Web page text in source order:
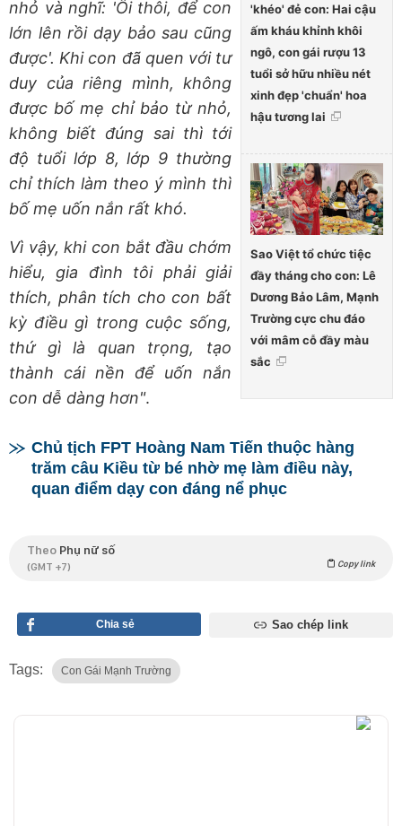
'khéo' đẻ con: Hai cậu
ấm kháu khỉnh khôi
ngô, con gái rượu 13
tuổi sở hữu nhiều nét
xinh đẹp 'chuẩn' hoa
hậu tương lai
Sao Việt tổ chức tiệc
đầy tháng cho con: Lê
Dương Bảo Lâm, Mạnh
Trường cực chu đáo
với mâm cỗ đầy màu
sắc
nhỏ và nghĩ: 'Ôi thôi, để con
lớn lên rồi dạy bảo sau cũng
được'. Khi con đã quen với tư
duy của riêng mình, không
được bố mẹ chỉ bảo từ nhỏ,
không biết đúng sai thì tới
độ tuổi lớp 8, lớp 9 thường
chỉ thích làm theo ý mình thì
bố mẹ uốn nắn rất khó.
Vì vậy, khi con bắt đầu chớm
hiểu, gia đình tôi phải giải
thích, phân tích cho con bất
kỳ điều gì trong cuộc sống,
thứ gì là quan trọng, tạo
thành cái nền để uốn nắn
con dễ dàng hơn".
Chủ tịch FPT Hoàng Nam Tiến thuộc hàng
trăm câu Kiều từ bé nhờ mẹ làm điều này,
quan điểm dạy con đáng nể phục
Theo Phụ nữ số
(GMT +7) Copy link
Chia sẻ Sao chép link
Tags: Con Gái Mạnh Trường